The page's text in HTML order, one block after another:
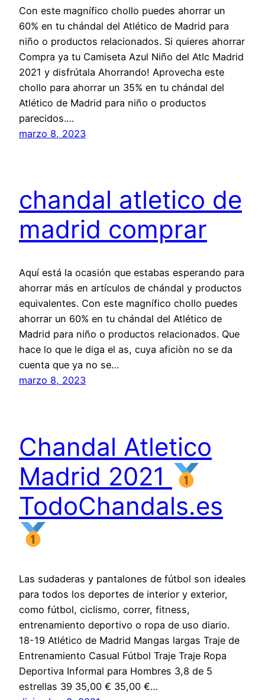
Con este magnífico chollo puedes ahorrar un
60% en tu chándal del Atlético de Madrid para
niño o productos relacionados. Si quieres ahorrar
Compra ya tu Camiseta Azul Niño del Atlc Madrid
2021 y disfrútala Ahorrando! Aprovecha este
chollo para ahorrar un 35% en tu chándal del
Atlético de Madrid para niño o productos
parecidos.…
marzo 8, 2023
chandal atletico de
madrid comprar
Aquí está la ocasión que estabas esperando para
ahorrar más en artículos de chándal y productos
equivalentes. Con este magnífico chollo puedes
ahorrar un 60% en tu chándal del Atlético de
Madrid para niño o productos relacionados. Que
hace lo que le diga el as, cuya aficiòn no se da
cuenta que ya no se…
marzo 8, 2023
Chandal Atletico
Madrid 2021
TodoChandals.es
Las sudaderas y pantalones de fútbol son ideales
para todos los deportes de interior y exterior,
como fútbol, ciclismo, correr, fitness,
entrenamiento deportivo o ropa de uso diario.
18-19 Atlético de Madrid Mangas largas Traje de
Entrenamiento Casual Fútbol Traje Traje Ropa
Deportiva Informal para Hombres 3,8 de 5
estrellas 39 35,00 € 35,00 €…